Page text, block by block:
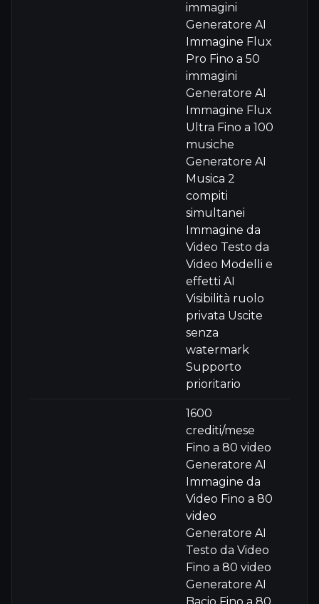
immagini
Generatore AI
Immagine Flux
Pro Fino a 50
immagini
Generatore AI
Immagine Flux
Ultra Fino a 100
musiche
Generatore AI
Musica 2
compiti
simultanei
Immagine da
Video Testo da
Video Modelli e
effetti AI
Visibilità ruolo
privata Uscite
senza
watermark
Supporto
prioritario
1600
crediti/mese
Fino a 80 video
Generatore AI
Immagine da
Video Fino a 80
video
Generatore AI
Testo da Video
Fino a 80 video
Generatore AI